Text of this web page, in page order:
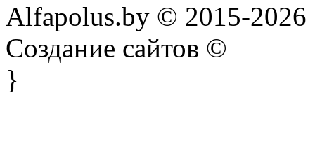
Alfapolus.by © 2015-2026
Создание сайтов ©
}